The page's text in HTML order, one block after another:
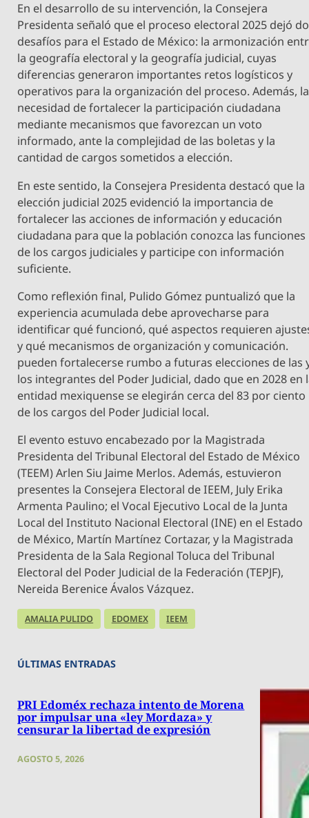
En el desarrollo de su intervención, la Consejera
Presidenta señaló que el proceso electoral 2025 dejó
desafíos para el Estado de México: la armonización
la geografía electoral y la geografía judicial, cuyas
diferencias generaron importantes retos logísticos y
operativos para la organización del proceso. Además, la
necesidad de fortalecer la participación ciudadana
mediante mecanismos que favorezcan un voto
informado, ante la complejidad de las boletas y la
cantidad de cargos sometidos a elección.
En este sentido, la Consejera Presidenta destacó que la
elección judicial 2025 evidenció la importancia de
fortalecer las acciones de información y educación
ciudadana para que la población conozca las funciones
de los cargos judiciales y participe con información
suficiente.
Como reflexión final, Pulido Gómez puntualizó que la
experiencia acumulada debe aprovecharse para
identificar qué funcionó, qué aspectos requieren
y qué mecanismos de organización y comunicación.
pueden fortalecerse rumbo a futuras elecciones de las
los integrantes del Poder Judicial, dado que en 2028 en
entidad mexiquense se elegirán cerca del 83 por ciento
de los cargos del Poder Judicial local.
El evento estuvo encabezado por la Magistrada
Presidenta del Tribunal Electoral del Estado de México
(TEEM) Arlen Siu Jaime Merlos. Además, estuvieron
presentes la Consejera Electoral de IEEM, July Erika
Armenta Paulino; el Vocal Ejecutivo Local de la Junta
Local del Instituto Nacional Electoral (INE) en el Estado
de México, Martín Martínez Cortazar, y la Magistrada
Presidenta de la Sala Regional Toluca del Tribunal
Electoral del Poder Judicial de la Federación (TEPJF),
Nereida Berenice Ávalos Vázquez.
AMALIA PULIDO EDOMEX IEEM
ÚLTIMAS ENTRADAS
PRI Edoméx rechaza intento de Morena
por impulsar una «ley Mordaza» y
censurar la libertad de expresión
AGOSTO 5, 2026